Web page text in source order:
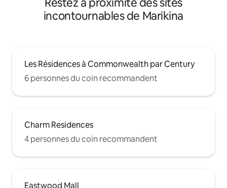
Restez à proximité des sites
incontournables de Marikina
Les Résidences à Commonwealth par Century
6 personnes du coin recommandent
Charm Residences
4 personnes du coin recommandent